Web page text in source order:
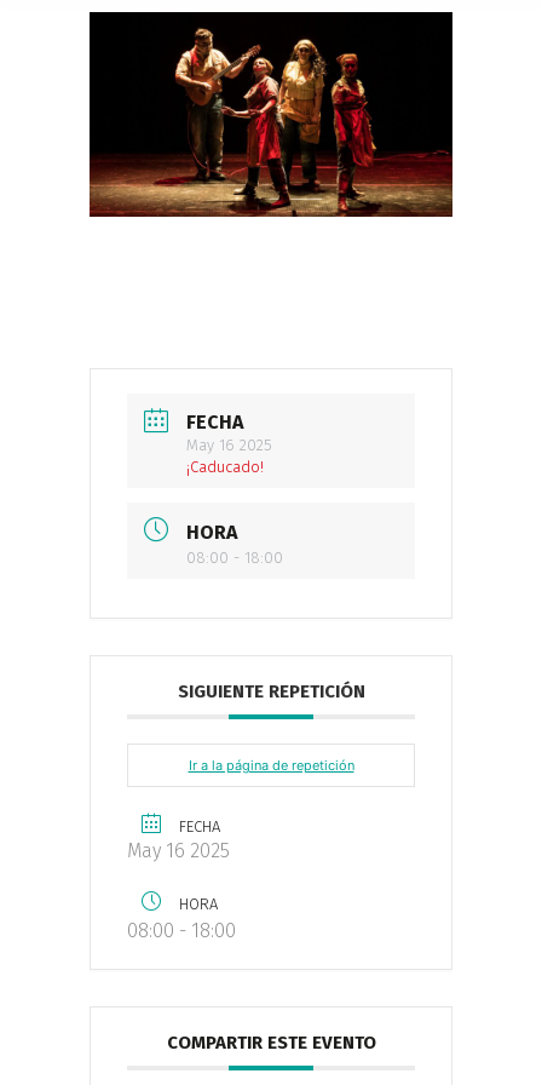
FECHA
May 16 2025
¡Caducado!
HORA
08:00 - 18:00
SIGUIENTE REPETICIÓN
Ir a la página de repetición
FECHA
May 16 2025
HORA
08:00 - 18:00
COMPARTIR ESTE EVENTO